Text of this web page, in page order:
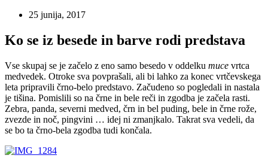
25 junija, 2017
Ko se iz besede in barve rodi predstava
Vse skupaj se je začelo z eno samo besedo v oddelku muce vrtca
medvedek. Otroke sva povprašali, ali bi lahko za konec vrtčevskega
leta pripravili črno-belo predstavo. Začudeno so pogledali in nastala
je tišina. Pomislili so na črne in bele reči in zgodba je začela rasti.
Zebra, panda, severni medved, črn in bel puding, bele in črne rože,
zvezde in noč, pingvini … idej ni zmanjkalo. Takrat sva vedeli, da
se bo ta črno-bela zgodba tudi končala.